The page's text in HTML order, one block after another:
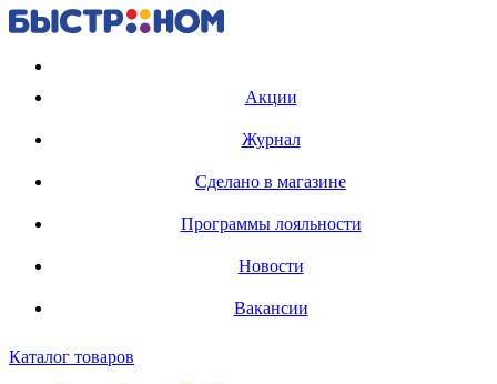
Акции
Журнал
Сделано в магазине
Программы лояльности
Новости
Вакансии
Каталог товаров